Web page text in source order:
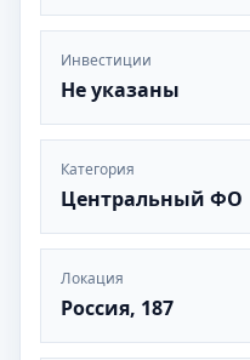
Инвестиции
Не указаны
Категория
Центральный ФО
Локация
Россия, 187